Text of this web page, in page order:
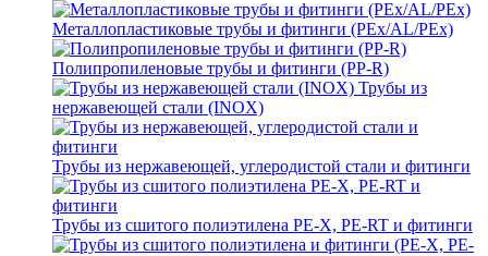
Металлопластиковые трубы и фитинги (PEx/AL/PEx)
Полипропиленовые трубы и фитинги (PP-R)
Трубы из
нержавеющей стали (INOX)
Трубы из нержавеющей, углеродистой стали и фитинги
Трубы из сшитого полиэтилена PE-X, PE-RT и фитинги